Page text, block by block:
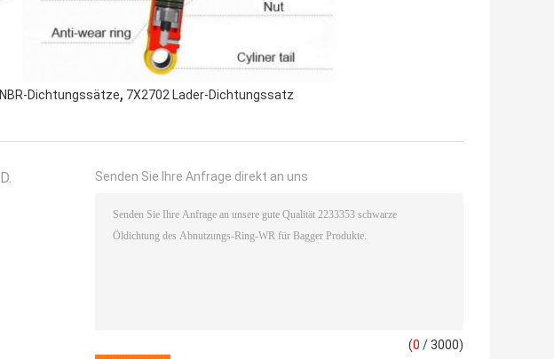
NBR-Dichtungssätze, 7X2702 Lader-Dichtungssatz
Senden Sie Ihre Anfrage direkt an uns
(0 / 3000)